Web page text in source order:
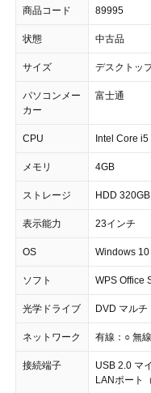
商品コード 89995
状態 中古品
サイズ デスクトッ
パソコンメー
カー
富士通
CPU Intel Core
メモリ 4GB
ストレージ HDD 320GB
表示能力 23インチ
OS Windows
ソフト WPS Office
光学ドライブ DVD マルチ
ネットワーク 有線：○ 無
接続端子
USB 2.0 マ
LANポート